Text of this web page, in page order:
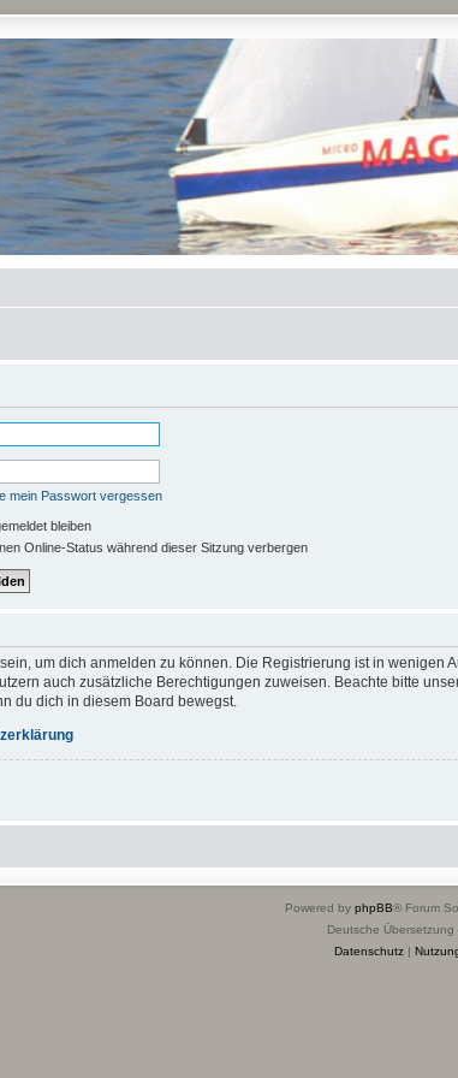
mein Passwort vergessen
bleiben
Online-Status während dieser Sitzung verbergen
um dich anmelden zu können. Die Registrierung ist in
auch zusätzliche Berechtigungen zuweisen. Beachte bitte
du dich in diesem Board bewegst.
Powered by phpBB® Forum
Deutsche Übersetzung
Datenschutz|